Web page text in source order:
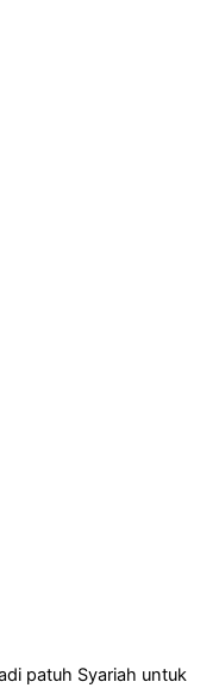
patuh Syariah untuk